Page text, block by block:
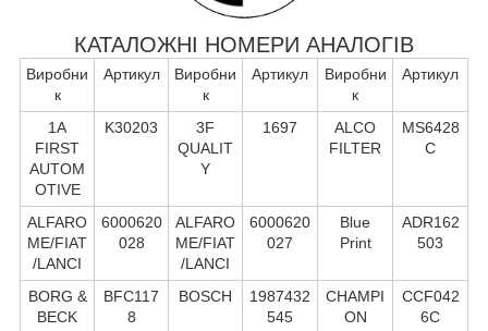
КАТАЛОЖНІ НОМЕРИ АНАЛОГІВ
Виробни
к
Артикул
Виробни
к
Артикул
Виробни
к
Артикул
1A
FIRST
AUTOM
OTIVE
K30203
3F
QUALIT
Y
1697
ALCO
FILTER
MS6428
C
ALFARO
ME/FIAT
/LANCI
6000620
028
ALFARO
ME/FIAT
/LANCI
6000620
027
Blue
Print
ADR162
503
BORG &
BECK
BFC117
8
BOSCH
1987432
545
CHAMPI
ON
CCF042
6C